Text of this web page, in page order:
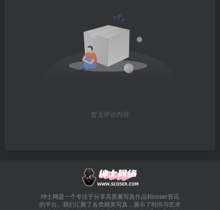
暂无评论内容
绅士网是一个专注于分享高质量写真作品和coser资讯
的平台。我们汇聚了各类精美写真，展示了时尚与艺术